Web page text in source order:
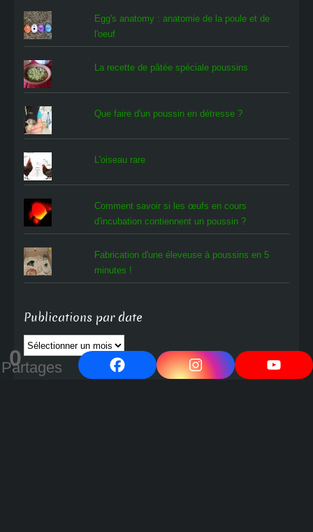
0
Partages
Egg's anatomy : anatomie de la poule et de
l'oeuf
La recette de pâtée spéciale poussins
Que faire d'un poussin en détresse ?
L'oiseau rare
Comment savoir si les œufs en cours
d'incubation contiennent un poussin ?
Fabrication d'une éleveuse à poussins en 5
minutes !
Publications par date
Publications
par
date